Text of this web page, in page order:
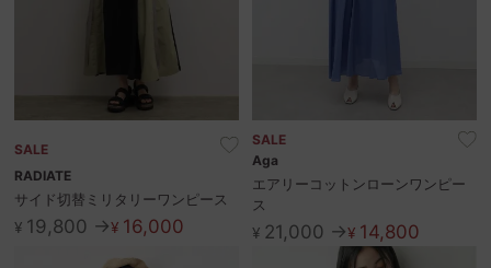
SALE
RADIATE
サイド切替ミリタリーワンピース
¥19,800 →¥16,000
SALE
Aga
エアリーコットンローンワンピー
ス
¥21,000 →¥14,800